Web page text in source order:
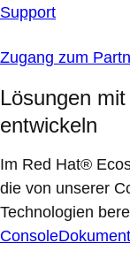
Support
Zugang zum
Lösungen
entwickeln
Im Red Hat®
die von unserer
Technologien
Console